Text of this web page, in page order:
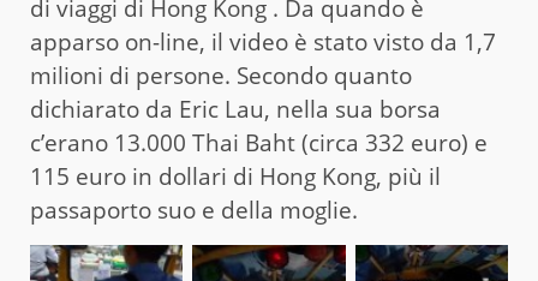
di viaggi di Hong Kong . Da quando è
apparso on-line, il video è stato visto da 1,7
milioni di persone. Secondo quanto
dichiarato da Eric Lau, nella sua borsa
c’erano 13.000 Thai Baht (circa 332 euro) e
115 euro in dollari di Hong Kong, più il
passaporto suo e della moglie.